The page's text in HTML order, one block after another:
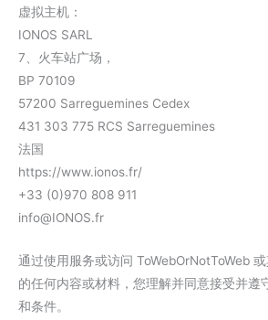
虚拟主机：
IONOS SARL
7、火车站广场，
BP 70109
57200 Sarreguemines Cedex
431 303 775 RCS Sarreguemines
法国
https://www.ionos.fr/
+33 (0)970 808 911
info@IONOS.fr
通过使用服务或访问 ToWebOrNotToWeb
的任何内容或材料，您理解并同意接受并遵
和条件。